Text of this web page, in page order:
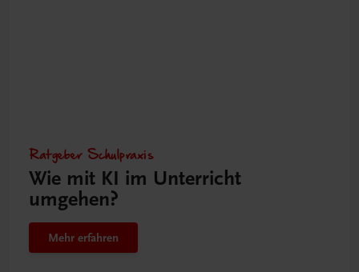
Ratgeber Schulpraxis
Wie mit KI im Unterricht
umgehen?
Mehr erfahren